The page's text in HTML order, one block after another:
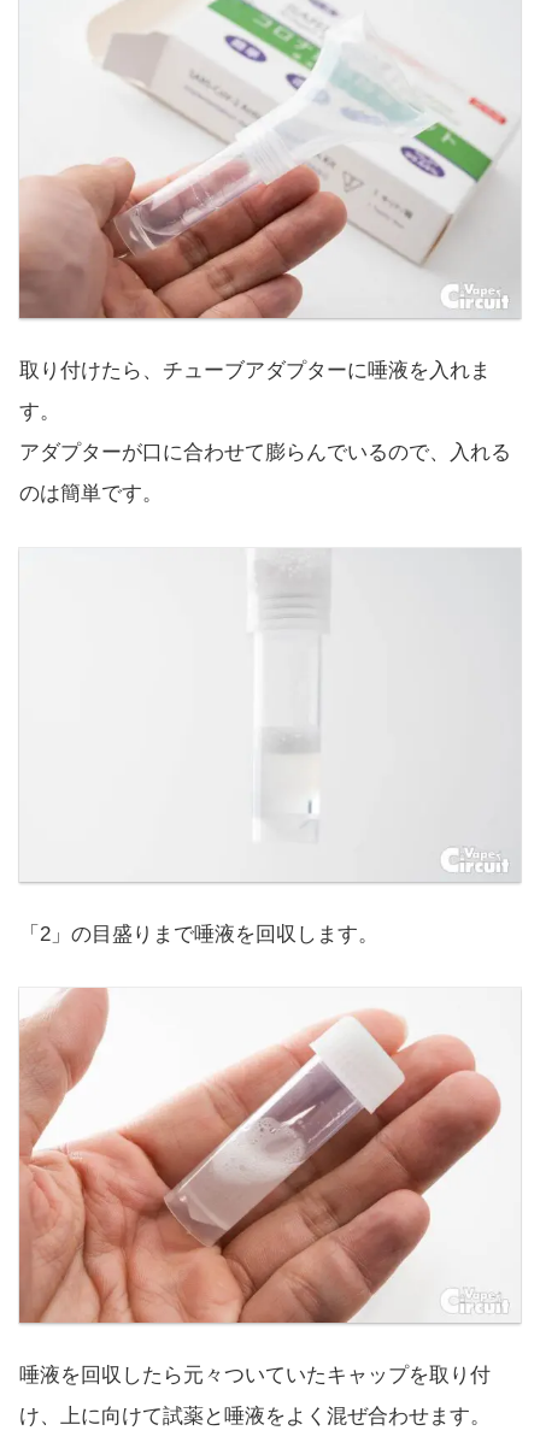
取り付けたら、チューブアダプターに唾液を入れま
す。
アダプターが口に合わせて膨らんでいるので、入れる
のは簡単です。
「2」の目盛りまで唾液を回収します。
唾液を回収したら元々ついていたキャップを取り付
け、上に向けて試薬と唾液をよく混ぜ合わせます。